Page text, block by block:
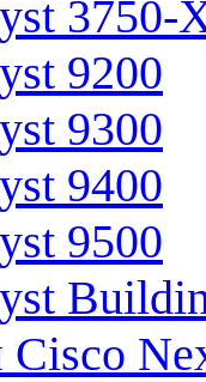
3750-
9200
9300
9400
9500